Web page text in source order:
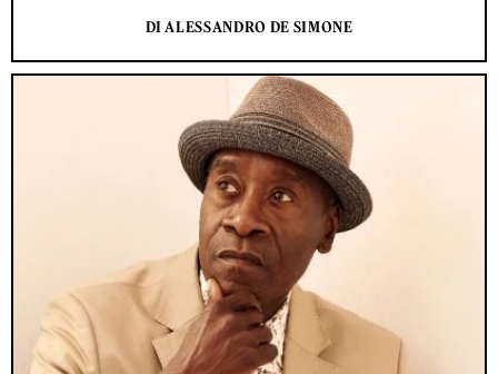
DI ALESSANDRO DE SIMONE